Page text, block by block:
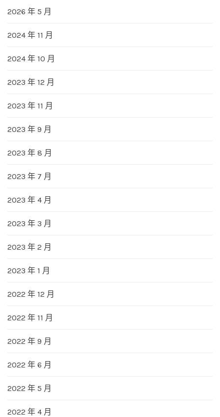
2026 年 5 月
2024 年 11 月
2024 年 10 月
2023 年 12 月
2023 年 11 月
2023 年 9 月
2023 年 8 月
2023 年 7 月
2023 年 4 月
2023 年 3 月
2023 年 2 月
2023 年 1 月
2022 年 12 月
2022 年 11 月
2022 年 9 月
2022 年 6 月
2022 年 5 月
2022 年 4 月